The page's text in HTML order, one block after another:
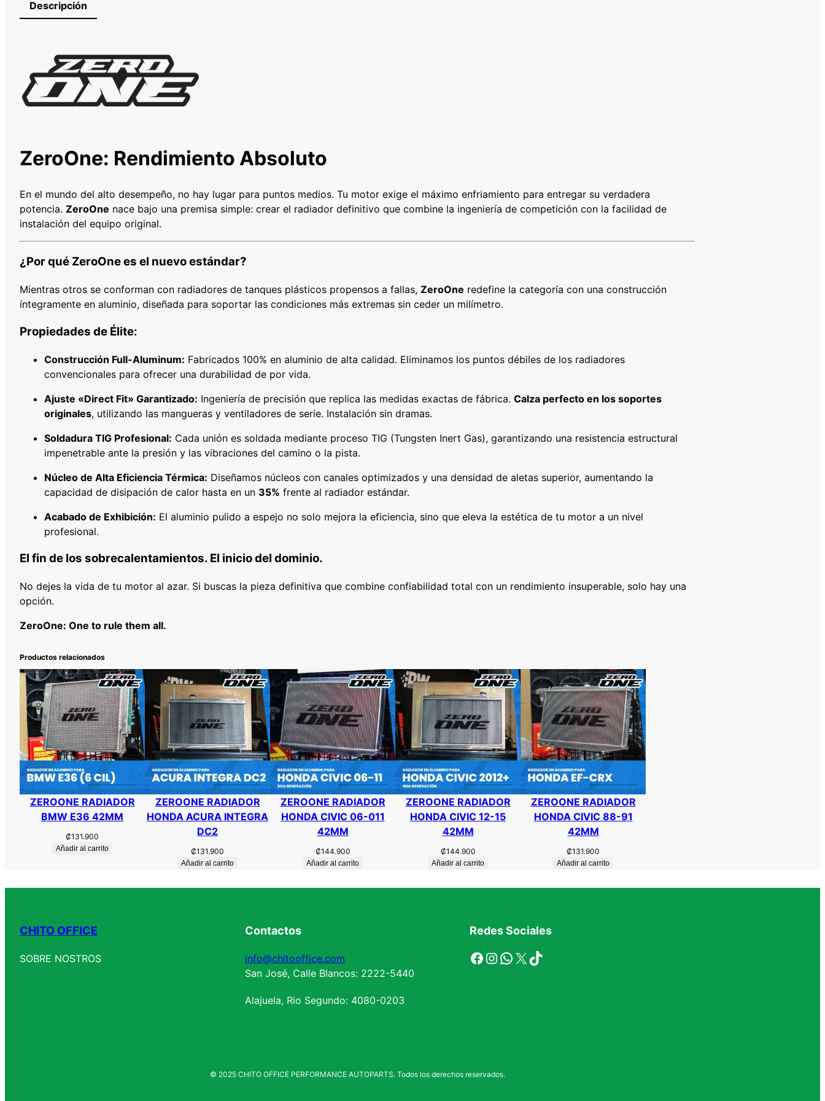
Descripción
ZeroOne: Rendimiento Absoluto
En el mundo del alto desempeño, no hay lugar para puntos medios. Tu motor exige el máximo enfriamiento para entregar su verdadera
potencia. ZeroOne nace bajo una premisa simple: crear el radiador definitivo que combine la ingeniería de competición con la facilidad de
instalación del equipo original.
¿Por qué ZeroOne es el nuevo estándar?
Mientras otros se conforman con radiadores de tanques plásticos propensos a fallas, ZeroOne redefine la categoría con una construcción
íntegramente en aluminio, diseñada para soportar las condiciones más extremas sin ceder un milímetro.
Propiedades de Élite:
Construcción Full-Aluminum: Fabricados 100% en aluminio de alta calidad. Eliminamos los puntos débiles de los radiadores
convencionales para ofrecer una durabilidad de por vida.
Ajuste «Direct Fit» Garantizado: Ingeniería de precisión que replica las medidas exactas de fábrica. Calza perfecto en los soportes
originales, utilizando las mangueras y ventiladores de serie. Instalación sin dramas.
Soldadura TIG Profesional: Cada unión es soldada mediante proceso TIG (Tungsten Inert Gas), garantizando una resistencia estructural
impenetrable ante la presión y las vibraciones del camino o la pista.
Núcleo de Alta Eficiencia Térmica: Diseñamos núcleos con canales optimizados y una densidad de aletas superior, aumentando la
capacidad de disipación de calor hasta en un 35% frente al radiador estándar.
Acabado de Exhibición: El aluminio pulido a espejo no solo mejora la eficiencia, sino que eleva la estética de tu motor a un nivel
profesional.
El fin de los sobrecalentamientos. El inicio del dominio.
No dejes la vida de tu motor al azar. Si buscas la pieza definitiva que combine confiabilidad total con un rendimiento insuperable, solo hay una
opción.
ZeroOne: One to rule them all.
Productos relacionados
ZEROONE RADIADOR
BMW E36 42MM
₡131.900
Añadir al carrito
ZEROONE RADIADOR
HONDA ACURA INTEGRA
DC2
₡131.900
Añadir al carrito
ZEROONE RADIADOR
HONDA CIVIC 06-011
42MM
₡144.900
Añadir al carrito
ZEROONE RADIADOR
HONDA CIVIC 12-15
42MM
₡144.900
Añadir al carrito
ZEROONE RADIADOR
HONDA CIVIC 88-91
42MM
₡131.900
Añadir al carrito
CHITO OFFICE
SOBRE NOSTROS
Contactos
info@chitooffice.com
San José, Calle Blancos: 2222-5440
Alajuela, Rio Segundo: 4080-0203
Redes Sociales
Facebook InstagramWhatsApp X TikTok
© 2025 CHITO OFFICE PERFORMANCE AUTOPARTS. Todos los derechos reservados.